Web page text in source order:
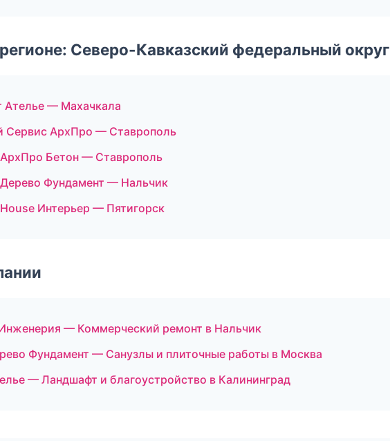
Северо-Кавказский федеральный округ
Ателье — Махачкала
Сервис АрхПро — Ставрополь
Бетон — Ставрополь
Фундамент — Нальчик
Интерьер — Пятигорск
— Коммерческий ремонт в Нальчик
Фундамент — Санузлы и плиточные работы в Москва
— Ландшафт и благоустройство в Калининград